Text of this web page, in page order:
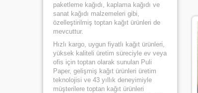
paketleme kağıdı, kaplama kağıdı ve
sanat kağıdı malzemeleri gibi,
özelleştirilmiş toptan kağıt ürünleri de
mevcuttur.
Hızlı kargo, uygun fiyatlı kağıt ürünleri,
yüksek kaliteli üretim süreciyle ev veya
ofis için toptan olarak sunulan Puli
Paper, gelişmiş kağıt ürünleri üretim
teknolojisi ve 43 yıllık deneyimiyle
müşterilere toptan kağıt ürünleri